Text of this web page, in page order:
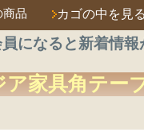
商品 カゴの中を見る
になると新着情
ア家具角テー